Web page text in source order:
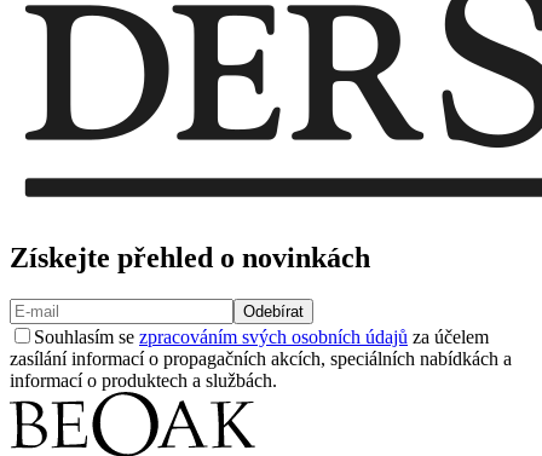
Získejte přehled o novinkách
Odebírat
Souhlasím se zpracováním svých osobních údajů za účelem
zasílání informací o propagačních akcích, speciálních nabídkách a
informací o produktech a službách.